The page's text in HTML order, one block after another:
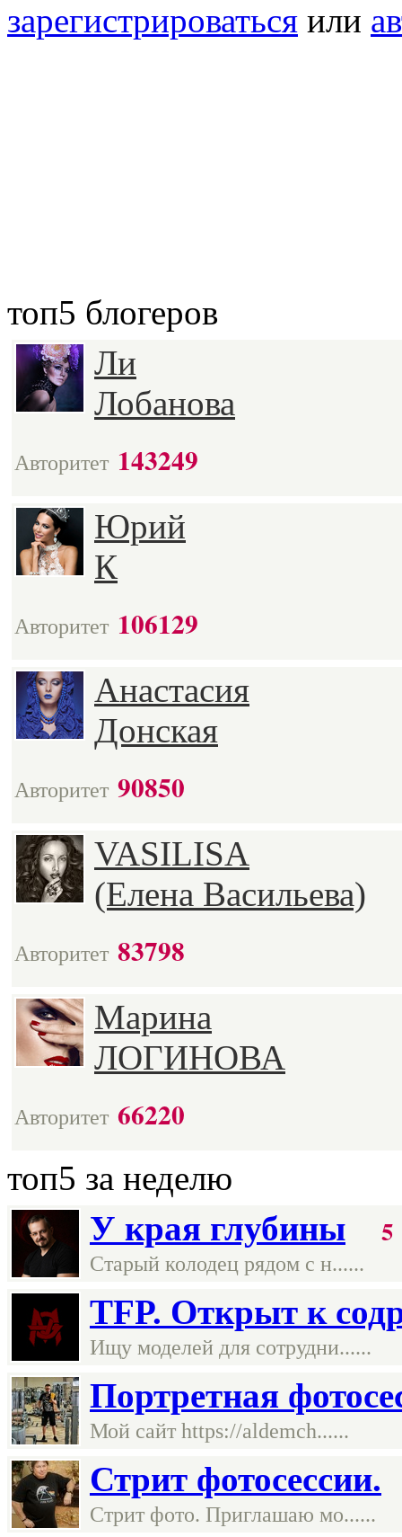
зарегистрироваться или
топ5 блогеров
Ли
Лобанова
Авторитет 143249
Юрий
К
Авторитет 106129
Анастасия
Донская
Авторитет 90850
VASILISA
(Елена Васильева)
Авторитет 83798
Марина
ЛОГИНОВА
Авторитет 66220
топ5 за неделю
У края глубины
5
Старый колодец рядом с н......
TFP. Открыт к
Ищу моделей для сотрудни......
Портретная
Мой сайт https://aldemch......
Стрит фотосессии.
Стрит фото. Приглашаю мо......